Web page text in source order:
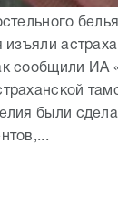
изъяли
сообщили ИА
были